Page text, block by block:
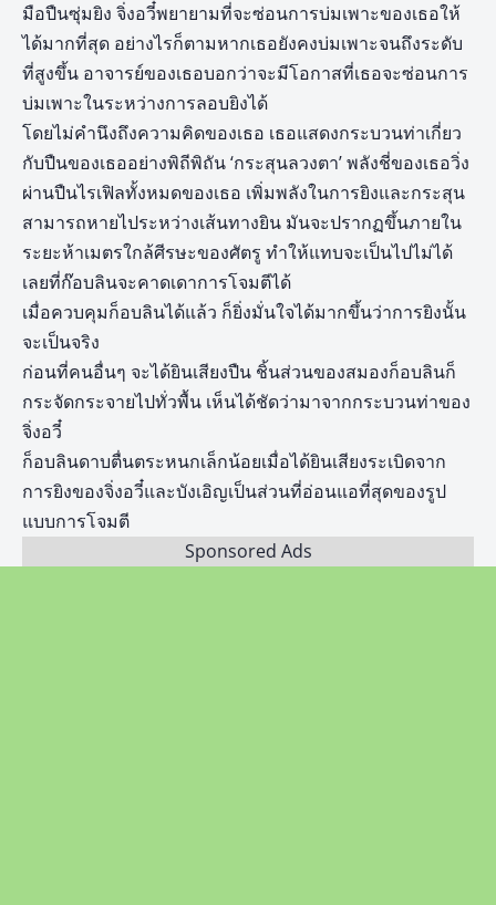
มือปืนซุ่มยิง จิ่งอวี๋พยายามที่จะซ่อนการบ่มเพาะของเธอให้
ได้มากที่สุด อย่างไรก็ตามหากเธอยังคงบ่มเพาะจนถึงระดับ
ที่สูงขึ้น อาจารย์ของเธอบอกว่าจะมีโอกาสที่เธอจะซ่อนการ
บ่มเพาะในระหว่างการลอบยิงได้
โดยไม่คำนึงถึงความคิดของเธอ เธอแสดงกระบวนท่าเกี่ยว
กับปืนของเธออย่างพิถีพิถัน ‘กระสุนลวงตา’ พลังชี่ของเธอวิ่ง
ผ่านปืนไรเฟิลทั้งหมดของเธอ เพิ่มพลังในการยิงและกระสุน
สามารถหายไประหว่างเส้นทางยิน มันจะปรากฏขึ้นภายใน
ระยะห้าเมตรใกล้ศีรษะของศัตรู ทำให้แทบจะเป็นไปไม่ได้
เลยที่ก๊อบลินจะคาดเดาการโจมตีได้
เมื่อควบคุมก็อบลินได้แล้ว ก็ยิ่งมั่นใจได้มากขึ้นว่าการยิงนั้น
จะเป็นจริง
ก่อนที่คนอื่นๆ จะได้ยินเสียงปืน ชิ้นส่วนของสมองก็อบลินก็
กระจัดกระจายไปทั่วพื้น เห็นได้ชัดว่ามาจากกระบวนท่าของ
จิ่งอวี๋
ก็อบลินดาบตื่นตระหนกเล็กน้อยเมื่อได้ยินเสียงระเบิดจาก
การยิงของจิ่งอวี๋และบังเอิญเป็นส่วนที่อ่อนแอที่สุดของรูป
แบบการโจมตี
Sponsored Ads